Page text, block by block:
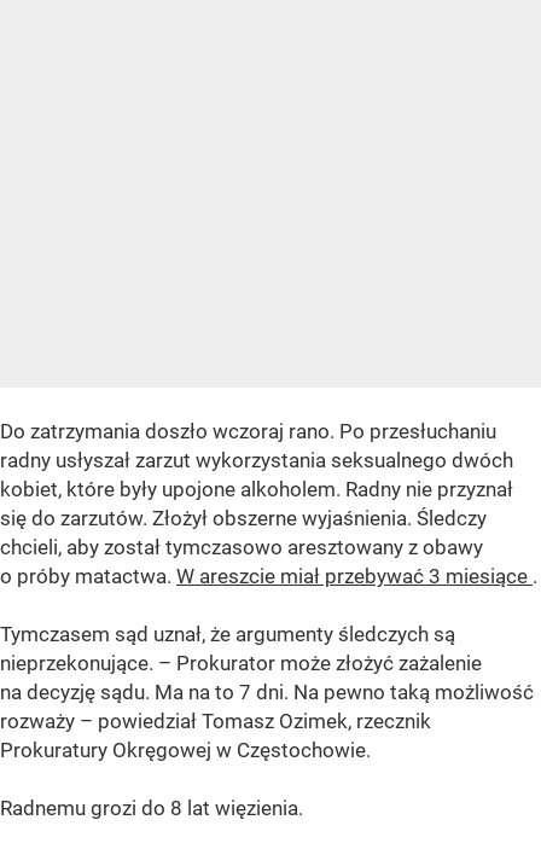
Do zatrzymania doszło wczoraj rano. Po przesłuchaniu
radny usłyszał zarzut wykorzystania seksualnego dwóch
kobiet, które były upojone alkoholem. Radny nie przyznał
się do zarzutów. Złożył obszerne wyjaśnienia. Śledczy
chcieli, aby został tymczasowo aresztowany z obawy
o próby matactwa. W areszcie miał przebywać 3 miesiące .
Tymczasem sąd uznał, że argumenty śledczych są
nieprzekonujące. – Prokurator może złożyć zażalenie
na decyzję sądu. Ma na to 7 dni. Na pewno taką możliwość
rozważy – powiedział Tomasz Ozimek, rzecznik
Prokuratury Okręgowej w Częstochowie.
Radnemu grozi do 8 lat więzienia.